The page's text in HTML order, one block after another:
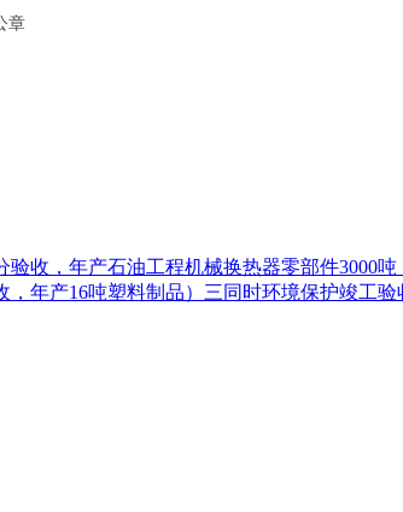
章
收，年产石油工程机械换热器零部件3000
年产16吨塑料制品）三同时环境保护竣工验